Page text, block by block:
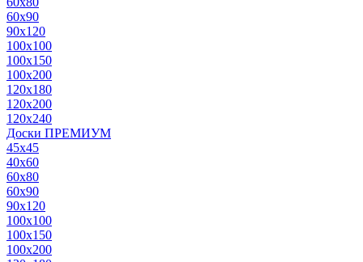
60x90
90x120
100x100
100x150
100x200
120x180
120x200
120x240
Доски ПРЕМИУМ
45x45
40x60
60x80
60x90
90x120
100x100
100x150
100x200